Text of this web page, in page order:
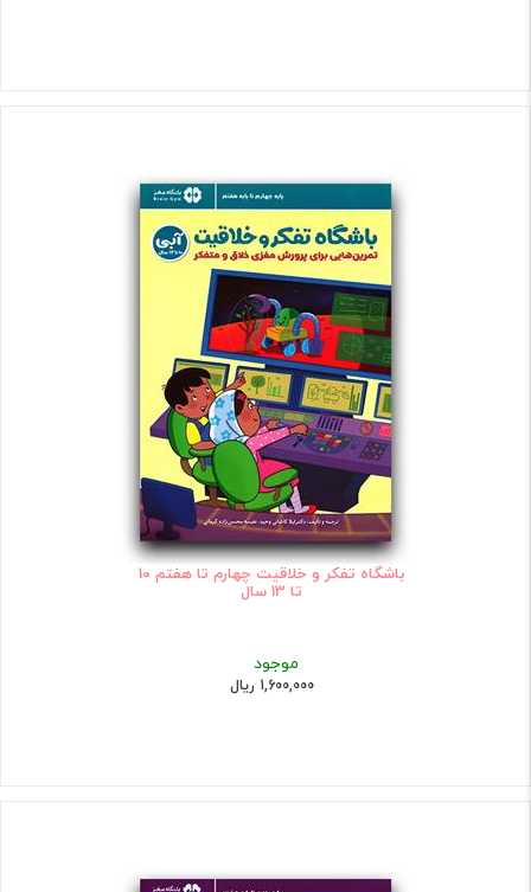
باشگاه تفکر و خلاقیت چهارم تا هفتم 10
تا 13 سال
موجود
1,600,000 ریال